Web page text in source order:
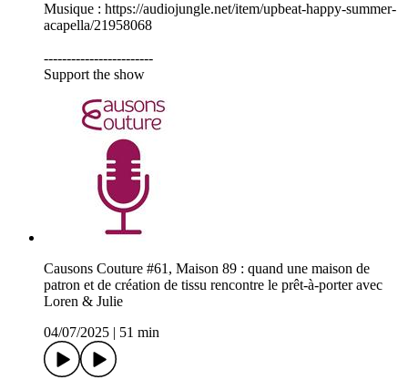
Musique : https://audiojungle.net/item/upbeat-happy-summer-
acapella/21958068
------------------------
Support the show
Causons Couture #61, Maison 89 : quand une maison de
patron et de création de tissu rencontre le prêt-à-porter avec
Loren & Julie
04/07/2025
51 min